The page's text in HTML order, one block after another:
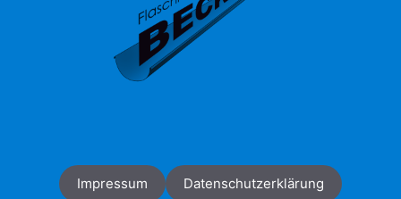
Impressum Datenschutzerklärung